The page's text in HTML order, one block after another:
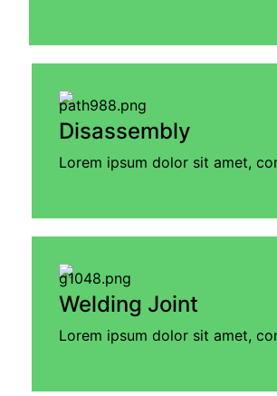
Disassembly
Lorem ipsum dolor sit amet,
Welding Joint
Lorem ipsum dolor sit amet,